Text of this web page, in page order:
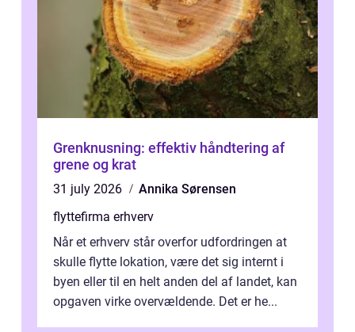
Grenknusning: effektiv håndtering af
grene og krat
31 july 2026
Annika Sørensen
flyttefirma erhverv
Når et erhverv står overfor udfordringen at
skulle flytte lokation, være det sig internt i
byen eller til en helt anden del af landet, kan
opgaven virke overvældende. Det er he...